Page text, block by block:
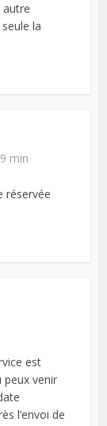
autre
la
min
réservée
est
peux venir
l’envoi de